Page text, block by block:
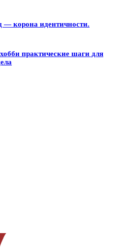
— корона идентичности.
практические шаги для